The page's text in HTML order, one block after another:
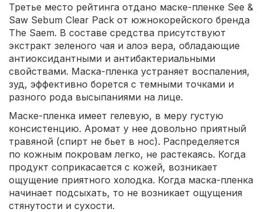
Третье место рейтинга отдано маске-пленке See &
Saw Sebum Clear Pack от южнокорейского бренда
The Saem. В составе средства присутствуют
экстракт зеленого чая и алоэ вера, обладающие
антиоксидантными и антибактериальными
свойствами. Маска-пленка устраняет воспаления,
зуд, эффективно борется с темными точками и
разного рода высыпаниями на лице.
Маске-пленка имеет гелевую, в меру густую
консистенцию. Аромат у нее довольно приятный
травяной (спирт не бьет в нос). Распределяется
по кожным покровам легко, не растекаясь. Когда
продукт соприкасается с кожей, возникает
ощущение приятного холодка. Когда маска-пленка
начинает подсыхать, то не возникает ощущения
стянутости и сухости.